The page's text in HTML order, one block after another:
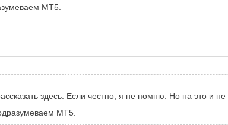
МТ5.
здесь. Если честно, я не помню. Но на это и
МТ5.